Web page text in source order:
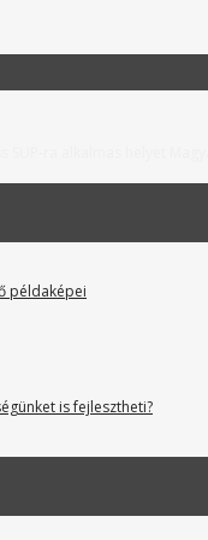
példaképei
is fejlesztheti?